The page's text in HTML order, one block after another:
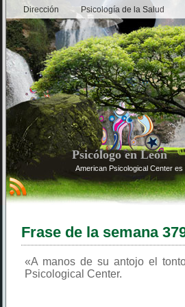
Dirección Psicología de la Salud
Psicólogo en León
American Psicological Center
Frase de la semana
«A manos de su antojo el
Psicological Center.